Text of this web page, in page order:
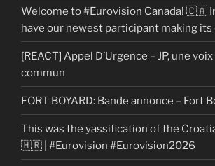
Welcome to #Eurovision Canada! 🇨🇦
have our newest participant making its
[REACT] Appel D’Urgence – JP, une
commun
FORT BOYARD: Bande annonce – Fort
This was the yassification of the
🇭🇷 | #Eurovision #Eurovision2026